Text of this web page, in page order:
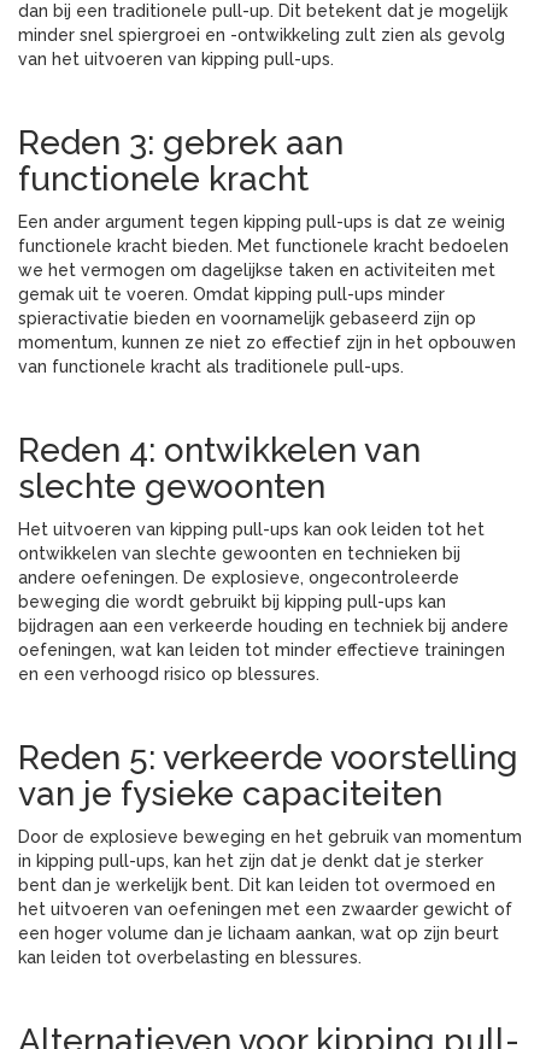
dan bij een traditionele pull-up. Dit betekent dat je mogelijk
minder snel spiergroei en -ontwikkeling zult zien als gevolg
van het uitvoeren van kipping pull-ups.
Reden 3: gebrek aan
functionele kracht
Een ander argument tegen kipping pull-ups is dat ze weinig
functionele kracht bieden. Met functionele kracht bedoelen
we het vermogen om dagelijkse taken en activiteiten met
gemak uit te voeren. Omdat kipping pull-ups minder
spieractivatie bieden en voornamelijk gebaseerd zijn op
momentum, kunnen ze niet zo effectief zijn in het opbouwen
van functionele kracht als traditionele pull-ups.
Reden 4: ontwikkelen van
slechte gewoonten
Het uitvoeren van kipping pull-ups kan ook leiden tot het
ontwikkelen van slechte gewoonten en technieken bij
andere oefeningen. De explosieve, ongecontroleerde
beweging die wordt gebruikt bij kipping pull-ups kan
bijdragen aan een verkeerde houding en techniek bij andere
oefeningen, wat kan leiden tot minder effectieve trainingen
en een verhoogd risico op blessures.
Reden 5: verkeerde voorstelling
van je fysieke capaciteiten
Door de explosieve beweging en het gebruik van momentum
in kipping pull-ups, kan het zijn dat je denkt dat je sterker
bent dan je werkelijk bent. Dit kan leiden tot overmoed en
het uitvoeren van oefeningen met een zwaarder gewicht of
een hoger volume dan je lichaam aankan, wat op zijn beurt
kan leiden tot overbelasting en blessures.